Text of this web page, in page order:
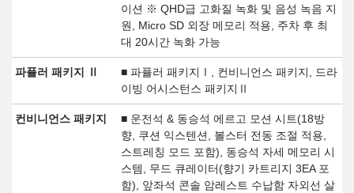
이션 ※ QHD급 고화질 녹화 및 음성 녹음 지
원, Micro SD 외장 메모리 적용, 주차 후 최
대 20시간 녹화 가능
파퓰러 패키지 Ⅱ
■ 파퓰러 패키지Ⅰ, 컨비니언스 패키지, 드라
이빙 어시스턴스 패키지Ⅱ
컨비니언스 패키지
■ 운전석 & 동승석 에르고 모션 시트(18방
향, 쿠션 익스텐션, 볼스터 전동 조절 적용,
스트레칭 모드 포함), 동승석 자세 메모리 시
스템, 무드 큐레이터(향기 카트리지 3EA 포
함), 앞좌석 콘솔 암레스트 수납함 자외선 살